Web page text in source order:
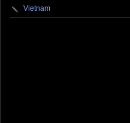
Vietnam